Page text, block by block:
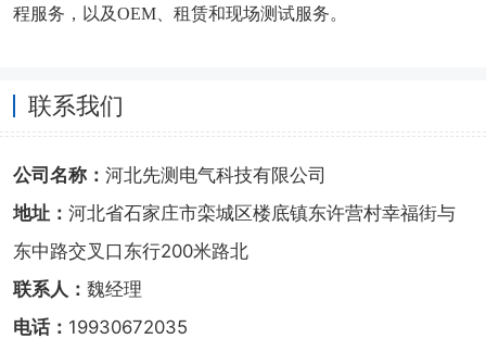
程服务，以及OEM、租赁和现场测试服务。
联系我们
公司名称： 河北先测电气科技有限公司
地址： 河北省石家庄市栾城区楼底镇东许营村幸福街与
东中路交叉口东行200米路北
联系人： 魏经理
电话： 19930672035